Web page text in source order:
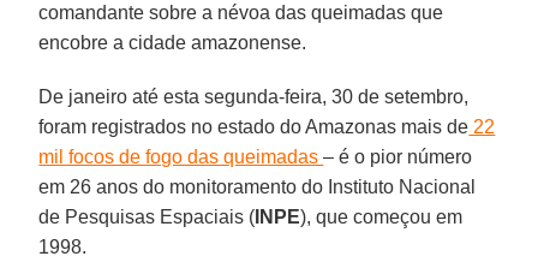
comandante sobre a névoa das queimadas que
encobre a cidade amazonense.
De janeiro até esta segunda-feira, 30 de setembro,
foram registrados no estado do Amazonas mais de 22
mil focos de fogo das queimadas– é o pior número
em 26 anos do monitoramento do Instituto Nacional
de Pesquisas Espaciais ( INPE), que começou em
1998.